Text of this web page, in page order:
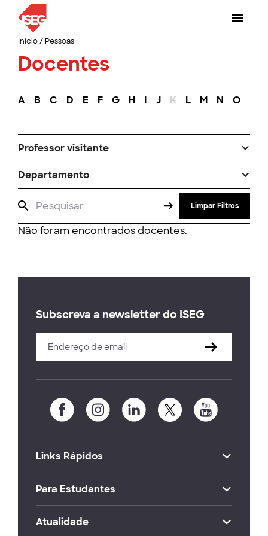
Início/ Pessoas
Docentes
A B C D E F G H I J K L M N O
Professor visitante
Departamento
Limpar Filtros
Não foram encontrados docentes.
Subscreva a newsletter do ISEG
Links Rápidos
Para Estudantes
Atualidade